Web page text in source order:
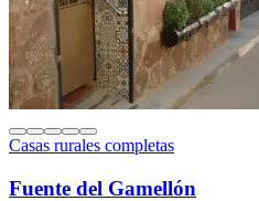
Casas rurales completas
Fuente del Gamellón